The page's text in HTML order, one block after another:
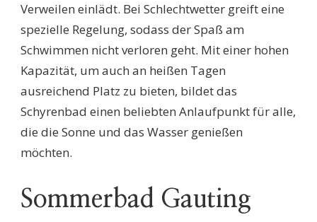
Verweilen einlädt. Bei Schlechtwetter greift eine
spezielle Regelung, sodass der Spaß am
Schwimmen nicht verloren geht. Mit einer hohen
Kapazität, um auch an heißen Tagen
ausreichend Platz zu bieten, bildet das
Schyrenbad einen beliebten Anlaufpunkt für alle,
die die Sonne und das Wasser genießen
möchten.
Sommerbad Gauting